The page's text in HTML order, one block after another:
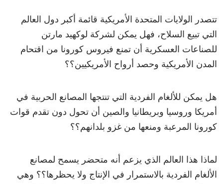
تتصدر الولايات المتحدة الأمريكية قائمة أكبر دول العالم
التي تبيع السلاح، فهل يمكن لشركة لوكهيد مارتن
للصناعات العسكرية أن تمنع فيروس كورونا من اقتحام
المدن الأمريكية وحصد أرواح الأمريكيين؟؟
هل يمكن للألغام الفردية التي تنتجها المصانع الحربية في
أمريكا وروسيا وبريطانيا والصين أن تحول دون تقدم قوات
كورونا المرعبة ومنعها من غزو بلدانهم؟؟
لماذا هذا العالم الذي يزعم أنه متحضر يسمح لمصانع
الألغام الفردية بالاستمرار في الإنتاج ولا يحظرها؟؟ وهي